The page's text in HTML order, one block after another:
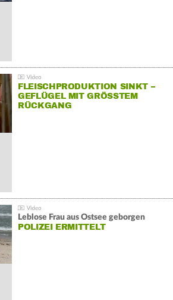
FLEISCHPRODUKTION SINKT –
GEFLÜGEL MIT GRÖSSTEM R
ÜCKGANG
Leblose Frau aus Ostsee geborgen
POLIZEI ERMITTELT